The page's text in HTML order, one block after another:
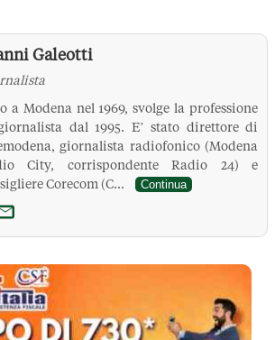
Galeotti
a Modena nel 1969, svolge la professione
dal 1995. E’ stato direttore di
giornalista radiofonico (Modena
City, corrispondente Radio 24) e
Corecom (C...
Continua